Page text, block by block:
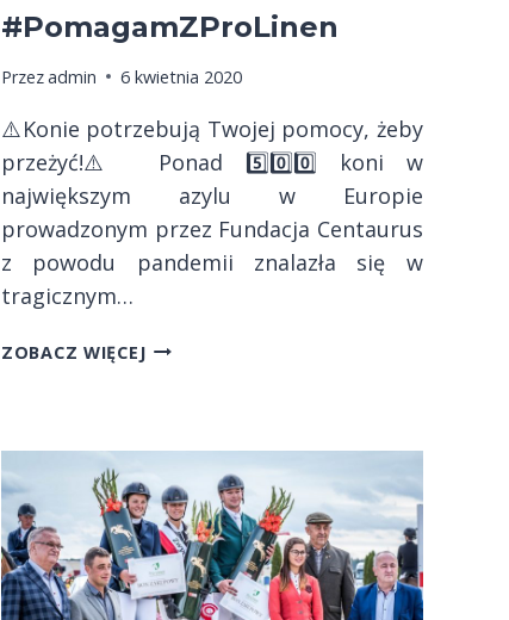
#PomagamZProLinen
Przezadmin 6 kwietnia 2020
⚠️Konie potrzebują Twojej pomocy, żeby
przeżyć!⚠️ Ponad 5️⃣0️⃣0️⃣ koni w
największym azylu w Europie
prowadzonym przez Fundacja Centaurus
z powodu pandemii znalazła się w
tragicznym…
ZOBACZ WIĘCEJ#POMAGAMZPROLINEN